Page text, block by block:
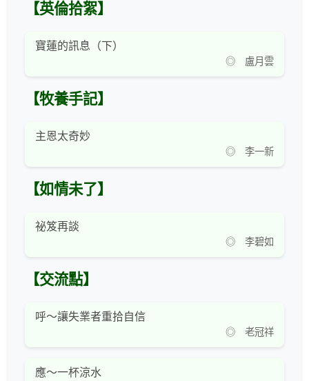
【英倫拾絮】
寶蓮的訊息（下）
◎ 盧月雲
【牧養手記】
主恩太奇妙
◎ 李一新
【如情未了】
祕笈再談
◎ 李碧如
【交流點】
呼～讓失業者重拾自信
◎ 老冠祥
應～一杯涼水